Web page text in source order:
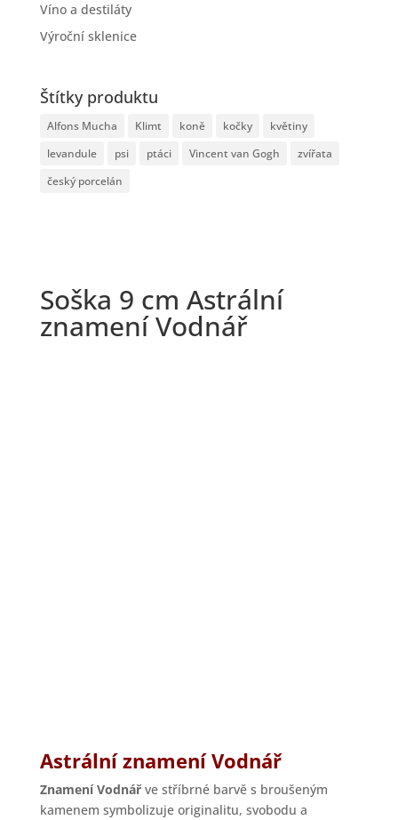
Víno a destiláty
Výroční sklenice
Štítky produktu
Alfons Mucha Klimt koně kočky
květiny
levandule
psi ptáci Vincent van Gogh
zvířata
český porcelán
Soška 9 cm Astrální
znamení Vodnář
Astrální znamení Vodnář
Znamení Vodnářve stříbrné barvě s broušeným
kamenem symbolizuje originalitu, svobodu a